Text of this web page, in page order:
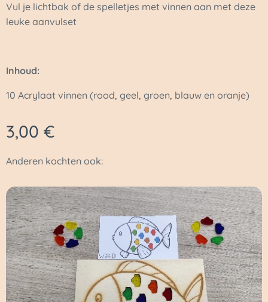
Vul je lichtbak of de spelletjes met vinnen aan met deze
leuke aanvulset
Inhoud:
10 Acrylaat vinnen (rood, geel, groen, blauw en oranje)
3,00 €
Anderen kochten ook: